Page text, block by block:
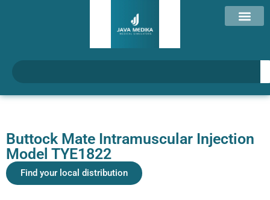
Buttock Mate Intramuscular Injection
Model TYE1822
Find your local distribution